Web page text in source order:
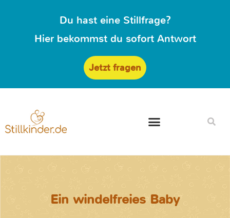
Du hast eine Stillfrage?
Hier bekommst du sofort Antwort
Jetzt fragen
Ein windelfreies Baby